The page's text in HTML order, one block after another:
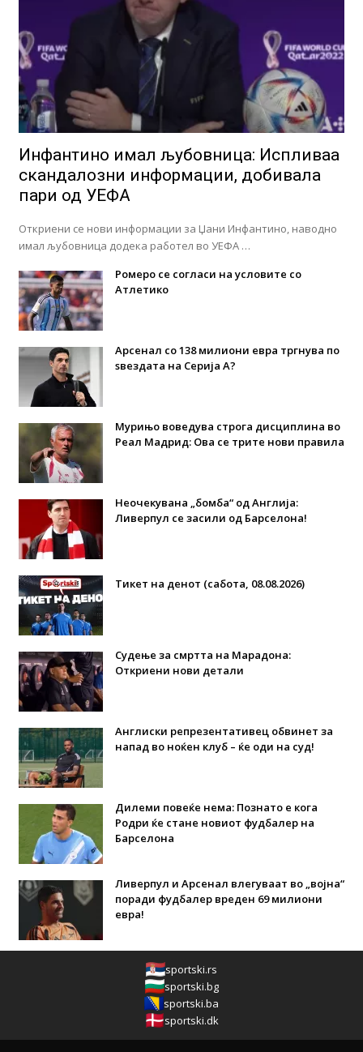
Инфантино имал љубовница: Испливаа
скандалозни информации, добивала
пари од УЕФА
Откриени се нови информации за Џани Инфантино, наводно
имал љубовница додека работел во УЕФА …
Ромеро се согласи на условите со
Атлетико
Арсенал со 138 милиони евра тргнува по
ѕвездата на Серија А?
Мурињо воведува строга дисциплина во
Реал Мадрид: Ова се трите нови правила
Неочекувана „бомба“ од Англија:
Ливерпул се засили од Барселона!
Тикет на денот (сабота, 08.08.2026)
Судење за смртта на Марадона:
Откриени нови детали
Англиски репрезентативец обвинет за
напад во ноќен клуб – ќе оди на суд!
Дилеми повеќе нема: Познато е кога
Родри ќе стане новиот фудбалер на
Барселона
Ливерпул и Арсенал влегуваат во „војна“
поради фудбалер вреден 69 милиони
евра!
sportski.rs
sportski.bg
sportski.ba
sportski.dk